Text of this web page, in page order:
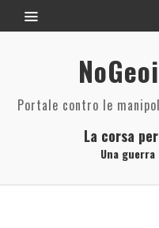
Portale contro le
La corsa
Una